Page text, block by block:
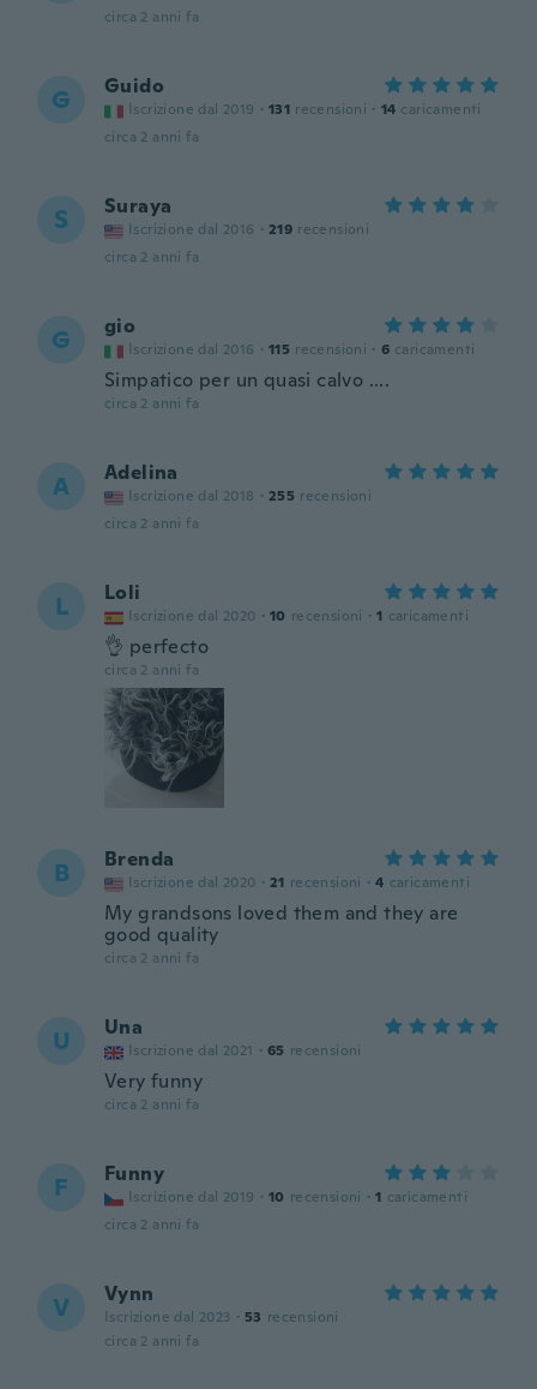
circa 2 anni fa
G Guido
Iscrizione dal 2019 · 131 recensioni · 14 caricamenti
circa 2 anni fa
S Suraya
Iscrizione dal 2016 · 219 recensioni
circa 2 anni fa
G gio
Iscrizione dal 2016 · 115 recensioni · 6 caricamenti
Simpatico per un quasi calvo ....
circa 2 anni fa
A Adelina
Iscrizione dal 2018 · 255 recensioni
circa 2 anni fa
L Loli
Iscrizione dal 2020 · 10 recensioni · 1 caricamenti
👌 perfecto
circa 2 anni fa
B Brenda
Iscrizione dal 2020 · 21 recensioni · 4 caricamenti
My grandsons loved them and they are
good quality
circa 2 anni fa
U Una
Iscrizione dal 2021 · 65 recensioni
Very funny
circa 2 anni fa
F Funny
Iscrizione dal 2019 · 10 recensioni · 1 caricamenti
circa 2 anni fa
V Vynn
Iscrizione dal 2023 · 53 recensioni
circa 2 anni fa